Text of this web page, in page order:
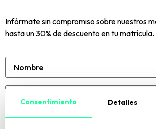
Infórmate sin compromiso sobre nuestros
hasta un 30% de descuento en tu matrícula.
Consentimiento Detalles